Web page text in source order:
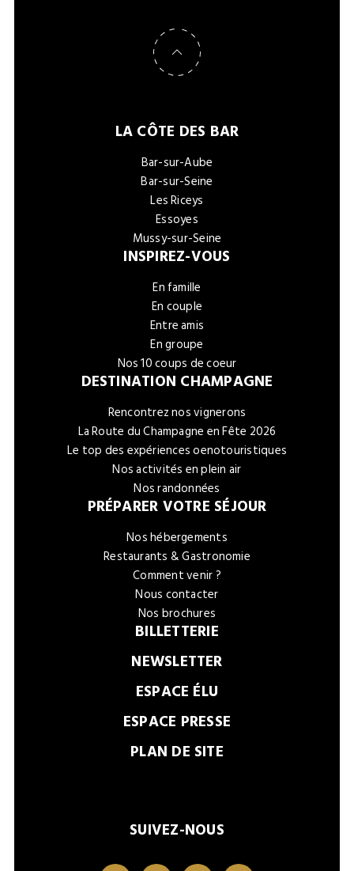
LA CÔTE DES BAR
Bar-sur-Aube
Bar-sur-Seine
Les Riceys
Essoyes
Mussy-sur-Seine
INSPIREZ-VOUS
En famille
En couple
Entre amis
En groupe
Nos 10 coups de coeur
DESTINATION CHAMPAGNE
Rencontrez nos vignerons
La Route du Champagne en Fête 2026
Le top des expériences oenotouristiques
Nos activités en plein air
Nos randonnées
PRÉPARER VOTRE SÉJOUR
Nos hébergements
Restaurants & Gastronomie
Comment venir ?
Nous contacter
Nos brochures
BILLETTERIE
NEWSLETTER
ESPACE ÉLU
ESPACE PRESSE
PLAN DE SITE
SUIVEZ-NOUS
Retour en haut de page